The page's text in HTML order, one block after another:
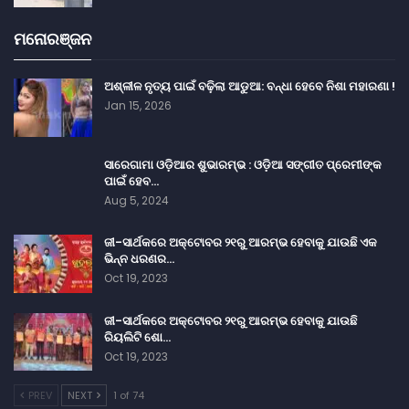
ମନୋରଞ୍ଜନ
ଅଶ୍ଳୀଳ ନୃତ୍ୟ ପାଇଁ ବଢ଼ିଲା ଆଡୁଆ: ବନ୍ଧା ହେବେ ନିଶା ମହାରଣା !
Jan 15, 2026
ସାରେଗାମା ଓଡ଼ିଆର ଶୁଭାରମ୍ଭ : ଓଡ଼ିଆ ସଙ୍ଗୀତ ପ୍ରେମୀଙ୍କ
ପାଇଁ ହେବ…
Aug 5, 2024
ଜୀ-ସାର୍ଥକରେ ଅକ୍ଟୋବର ୨୧ରୁ ଆରମ୍ଭ ହେବାକୁ ଯାଉଛି ଏକ
ଭିନ୍ନ ଧରଣର…
Oct 19, 2023
ଜୀ-ସାର୍ଥକରେ ଅକ୍ଟୋବର ୨୧ରୁ ଆରମ୍ଭ ହେବାକୁ ଯାଉଛି
ରିୟଲିଟି ଶୋ…
Oct 19, 2023
PREV NEXT 1 of 74